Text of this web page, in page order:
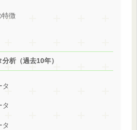
特徴
析（過去10年）
タ
タ
タ